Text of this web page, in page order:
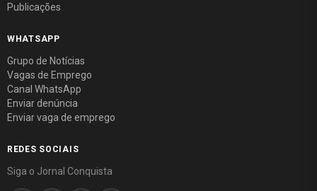
Publicações
WHATSAPP
Grupo de Notícias
Vagas de Emprego
Canal WhatsApp
Enviar denúncia
Enviar vaga de emprego
REDES SOCIAIS
Siga o Jornal Conquista